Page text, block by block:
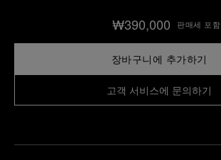
₩390,000 판매세 포함
장바구니에 추가하기
고객 서비스에 문의하기